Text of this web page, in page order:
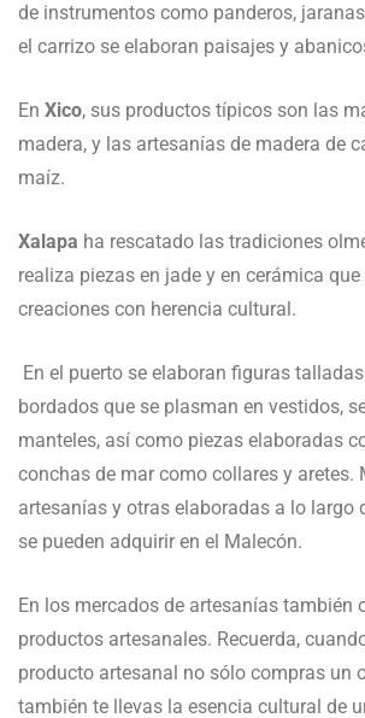
de instrumentos como panderos,
el carrizo se elaboran paisajes y
En Xico, sus productos típicos son las
madera, y las artesanías de madera de
maíz.
Xalapa ha rescatado las tradiciones
realiza piezas en jade y en cerámica
creaciones con herencia cultural.
En el puerto se elaboran figuras
bordados que se plasman en vestidos,
manteles, así como piezas elaboradas
conchas de mar como collares y aretes.
artesanías y otras elaboradas a lo largo
se pueden adquirir en el Malecón.
En los mercados de artesanías también
productos artesanales. Recuerda,
producto artesanal no sólo compras un
también te llevas la esencia cultural de